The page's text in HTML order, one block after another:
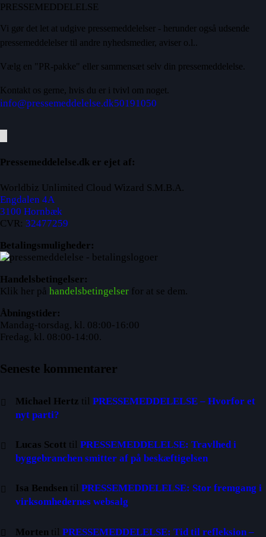
PRESSEMEDDELELSE
Vi gør det let at udgive pressemeddelelser - herunder også udsende
pressemeddelelser til andre nyhedsmedier, aviser o.l..
Vælg en "PR-pakke" eller sammensæt selv din pressemeddelelse.
Kontakt os gerne, hvis du er i tvivl om noget.
info@pressemeddelelse.dk50191050
Pressemeddelelse.dk er ejet af:
Worldbiz Unlimited Cloud Wizard S.M.B.A.
Engdalen 4A
3100 Hornbæk
CVR: 32477259
Betalingsmuligheder:
Handelsbetingelser:
Klik her på handelsbetingelser for at se dem.
Åbningstider:
Mandag-torsdag, kl. 08:00-16:00
Fredag, kl. 08:00-14:00.
Seneste kommentarer
Michael Hertz tilPRESSEMEDDELELSE – Hvorfor et
nyt parti?
Lucas Scott tilPRESSEMEDDELELSE: Travlhed i
byggebranchen smitter af på beskæftigelsen
Isa Bendsen tilPRESSEMEDDELELSE: Stor fremgang i
virksomhedernes websalg
Morten tilPRESSEMEDDELELSE: Tid til refleksion –